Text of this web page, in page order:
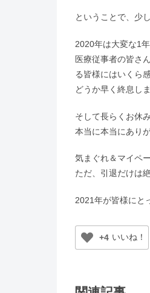
ということで、少
2020年は大変な1
医療従事者の皆さ
る皆様にはいくら
どうか早く終息し
そして長らくお休
本当に本当にあり
気まぐれ＆マイペ
ただ、引退だけは
2021年が皆様にと
+4